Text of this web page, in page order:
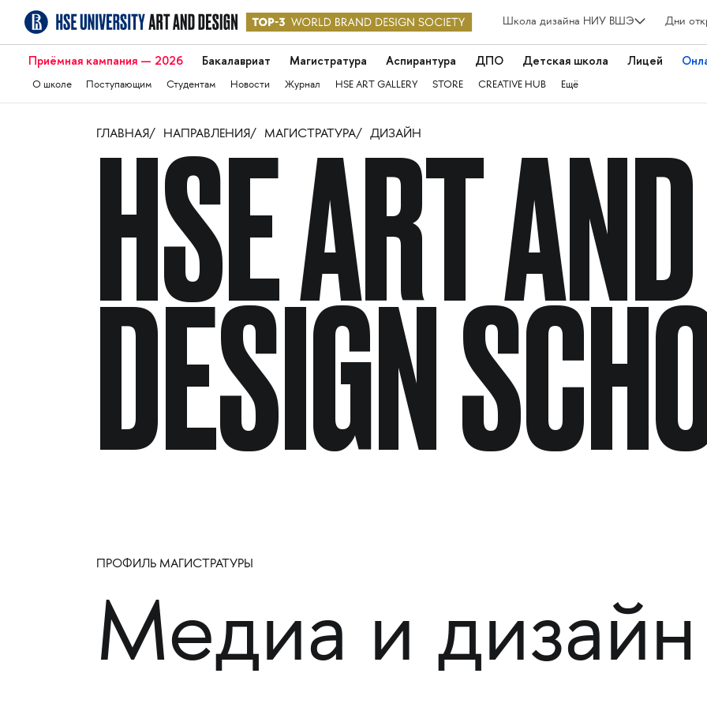
Школа дизайна НИУ ВШЭ Дни
Приёмная кампания — 2026 Бакалавриат Магистратура Аспирантура ДПО Детская школа Лицей
О школе Поступающим Студентам Новости Журнал HSE ART GALLERY STORE CREATIVE HUB Ещё
ГЛАВНАЯ НАПРАВЛЕНИЯ МАГИСТРАТУРА ДИЗАЙН
HSE ART AND
DESIGN
ПРОФИЛЬ МАГИСТРАТУРЫ
Медиа и дизайн